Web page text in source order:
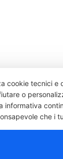
cookie tecnici e
o
informativa
che i